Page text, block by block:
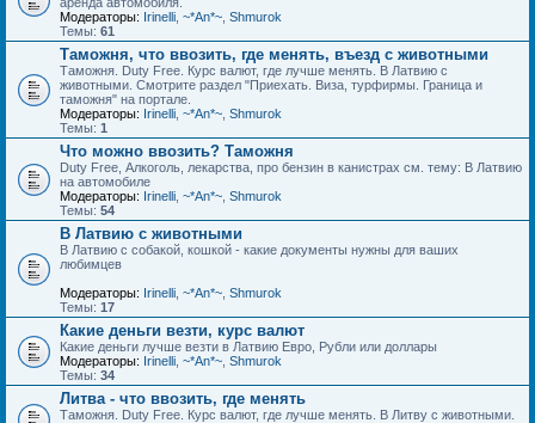
Модераторы: Irinelli ~*An*~ Shmurok
Темы: 61
Таможня, что ввозить, где менять, въезд с животными
Таможня. Duty Free. Курс валют, где лучше менять. В Латвию с
животными. Смотрите раздел "Приехать. Виза, турфирмы. Граница и
таможня" на портале.
Модераторы: Irinelli ~*An*~ Shmurok
Темы: 1
Что можно ввозить? Таможня
Duty Free, Алкоголь, лекарства, про бензин в канистрах см. тему: В Латвию
на автомобиле
Модераторы: Irinelli ~*An*~ Shmurok
Темы: 54
В Латвию с животными
В Латвию с собакой, кошкой - какие документы нужны для ваших
любимцев
Модераторы: Irinelli ~*An*~ Shmurok
Темы: 17
Какие деньги везти, курс валют
Какие деньги лучше везти в Латвию Евро, Рубли или доллары
Модераторы: Irinelli ~*An*~ Shmurok
Темы: 34
Литва - что ввозить, где менять
Таможня. Duty Free. Курс валют, где лучше менять. В Литву с животными.